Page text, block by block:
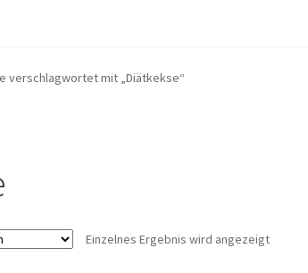
verschlagwortet mit „Diätkekse“
Einzelnes Ergebnis wird angezeigt